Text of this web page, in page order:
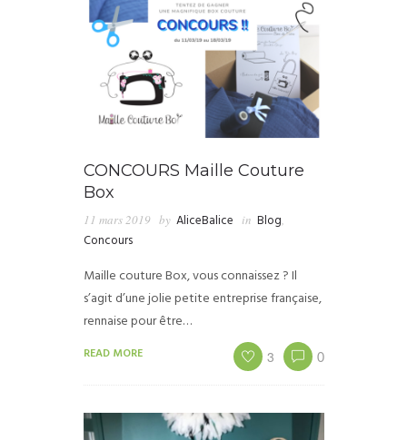
CONCOURS Maille Couture
Box
11 mars 2019 by AliceBalice in Blog,
Concours
Maille couture Box, vous connaissez ? Il
s’agit d’une jolie petite entreprise française,
rennaise pour être…
READ MORE 3 0